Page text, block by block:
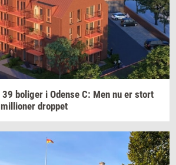
39 bo­li­ger i Oden­se C: Men nu er stort
mil­li­o­ner drop­pet